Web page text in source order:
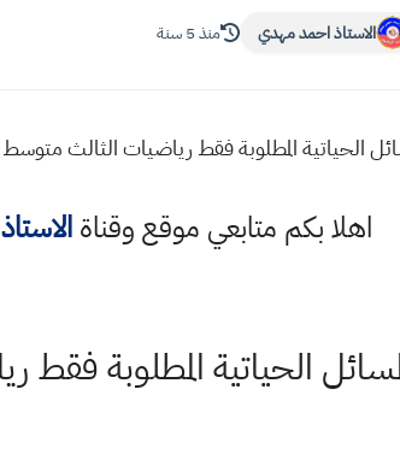
الاستاذ احمد مهدي منذ 5 سنة
الحياتية المطلوبة فقط رياضيات الثالث متوسط وزاري 2021 الجزء الاول حسب
اهلا بكم متابعي موقع وقناة